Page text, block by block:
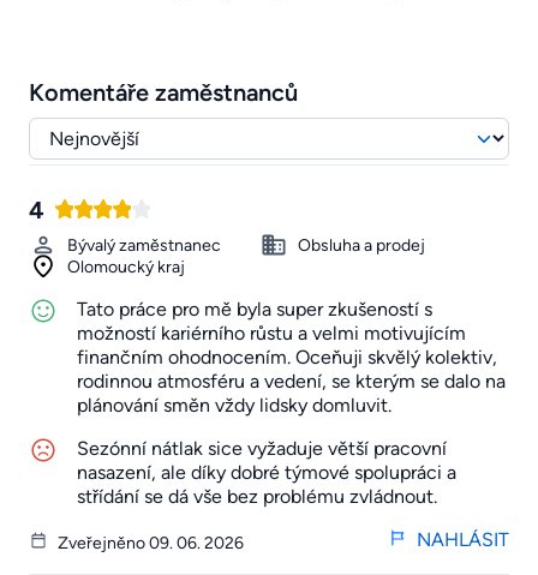
Komentáře zaměstnanců
4
Bývalý zaměstnanec
Obsluha a prodej
Olomoucký kraj
Tato práce pro mě byla super zkušeností s
možností kariérního růstu a velmi motivujícím
finančním ohodnocením. Oceňuji skvělý kolektiv,
rodinnou atmosféru a vedení, se kterým se dalo na
plánování směn vždy lidsky domluvit.
Sezónní nátlak sice vyžaduje větší pracovní
nasazení, ale díky dobré týmové spolupráci a
střídání se dá vše bez problému zvládnout.
Zveřejněno 09. 06. 2026 NAHLÁSIT